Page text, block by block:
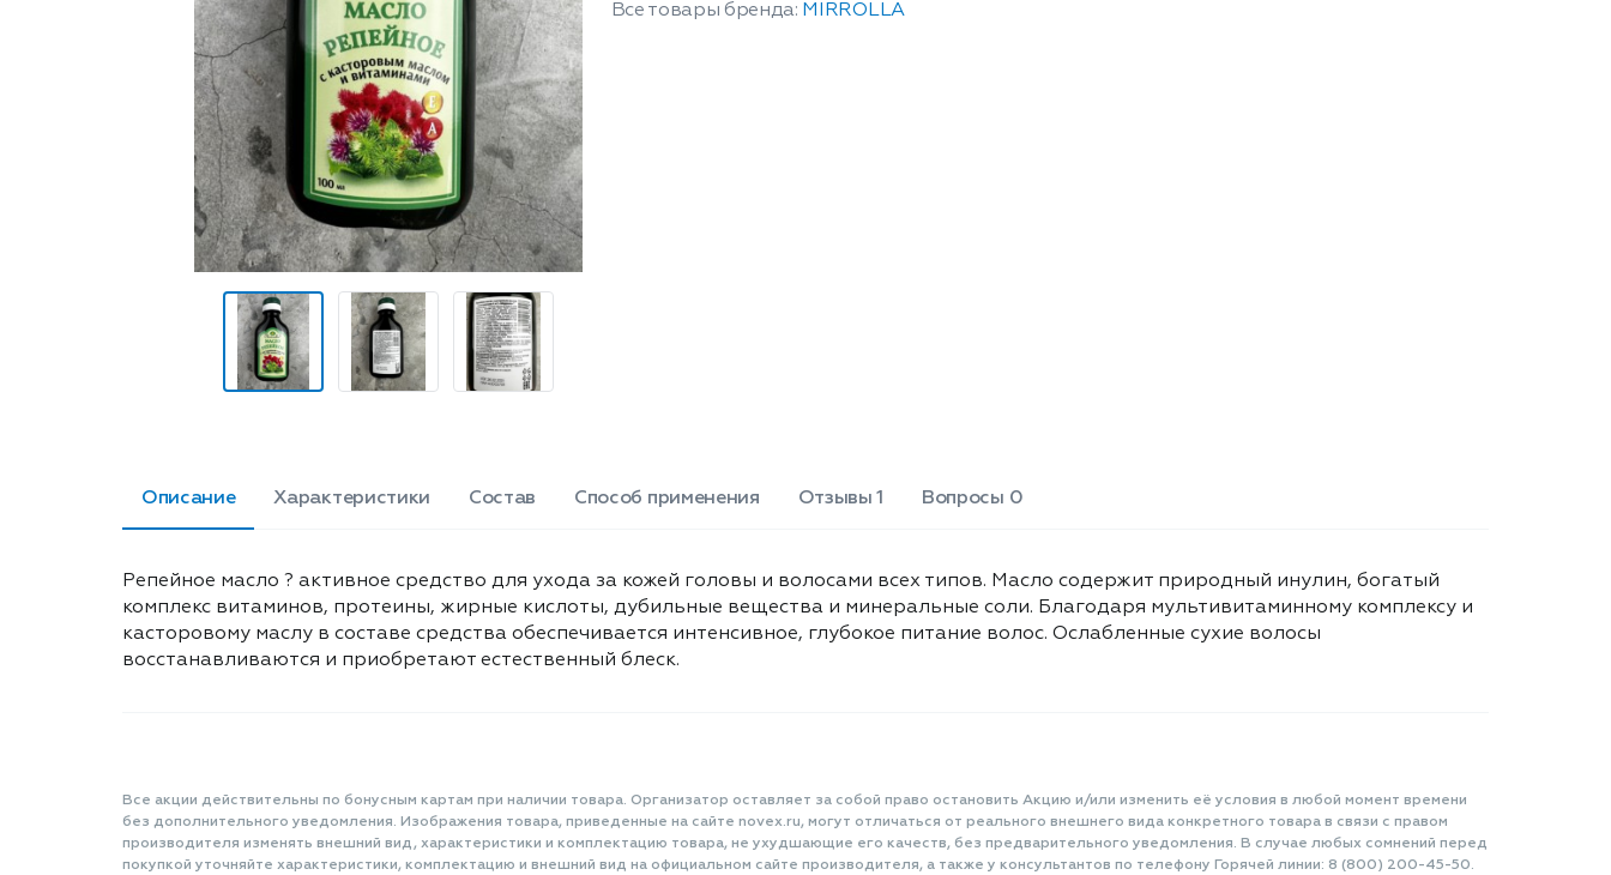
протеины, жирные кислоты,
Все товары бренда: MIRROLLA
Описание Характеристики Состав Способ применения Отзывы 1 Вопросы 0
Репейное масло ? активное средство для ухода за кожей головы и волосами всех типов. Масло содержит природный инулин, богатый
комплекс витаминов, протеины, жирные кислоты, дубильные вещества и минеральные соли. Благодаря мультивитаминному комплексу и
касторовому маслу в составе средства обеспечивается интенсивное, глубокое питание волос. Ослабленные сухие волосы
восстанавливаются и приобретают естественный блеск.
Все акции действительны по бонусным картам при наличии товара. Организатор оставляет за собой право остановить Акцию и/или изменить её условия в любой момент времени
без дополнительного уведомления. Изображения товара, приведенные на сайте novex.ru, могут отличаться от реального внешнего вида конкретного товара в связи с правом
производителя изменять внешний вид, характеристики и комплектацию товара, не ухудшающие его качеств, без предварительного уведомления. В случае любых сомнений перед
покупкой уточняйте характеристики, комплектацию и внешний вид на официальном сайте производителя, а также у консультантов по телефону Горячей линии: 8 (800) 200-45-50.